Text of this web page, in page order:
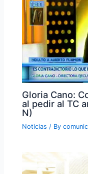
Gloria Cano:
al pedir al TC
N)
Noticias / By